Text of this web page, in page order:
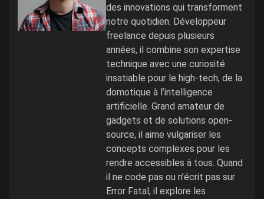
des innovations qui transforment
notre quotidien. Développeur
freelance depuis plusieurs
années, il combine son expertise
technique avec une curiosité
insatiable pour le high-tech, de la
domotique à l’intelligence
artificielle. Grand amateur de
gadgets et de solutions open-
source, il aime vulgariser les
concepts complexes pour les
rendre accessibles à tous. Quand
il ne code pas ou n’écrit pas sur
Error Fatal, il explore les